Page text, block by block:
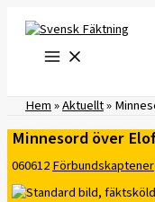
innehåll
Hem»Aktuellt»
Minnesord över
060612Förbundskaptener